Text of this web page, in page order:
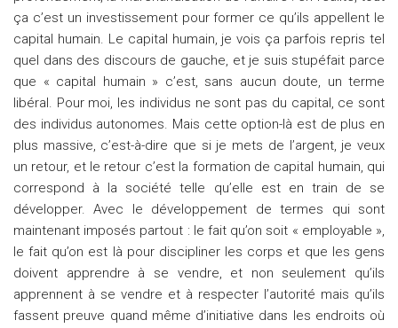
ça c’est un investissement pour former ce qu’ils appellent le
capital humain. Le capital humain, je vois ça parfois repris tel
quel dans des discours de gauche, et je suis stupéfait parce
que « capital humain » c’est, sans aucun doute, un terme
libéral. Pour moi, les individus ne sont pas du capital, ce sont
des individus autonomes. Mais cette option-là est de plus en
plus massive, c’est-à-dire que si je mets de l’argent, je veux
un retour, et le retour c’est la formation de capital humain, qui
correspond à la société telle qu’elle est en train de se
développer. Avec le développement de termes qui sont
maintenant imposés partout : le fait qu’on soit « employable »,
le fait qu’on est là pour discipliner les corps et que les gens
doivent apprendre à se vendre, et non seulement qu’ils
apprennent à se vendre et à respecter l’autorité mais qu’ils
fassent preuve quand même d’initiative dans les endroits où